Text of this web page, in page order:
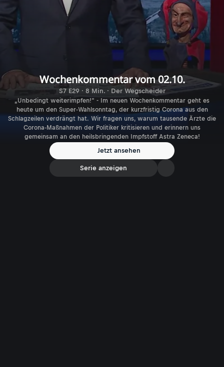
Wochenkommentar vom 02.10.
S7 E29 · 8 Min. · Der Wegscheider
„Unbedingt weiterimpfen!“ - Im neuen Wochenkommentar geht es
heute um den Super-Wahlsonntag, der kurzfristig Corona aus den
Schlagzeilen verdrängt hat. Wir fragen uns, warum tausende Ärzte die
Corona-Maßnahmen der Politiker kritisieren und erinnern uns
gemeinsam an den heilsbringenden Impfstoff Astra Zeneca!
Jetzt ansehen
Serie anzeigen